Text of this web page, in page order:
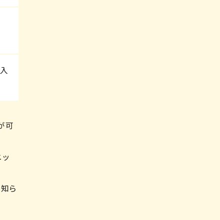
可
ら